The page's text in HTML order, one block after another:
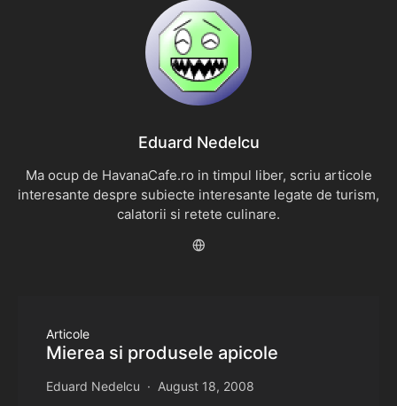
Eduard Nedelcu
Ma ocup de HavanaCafe.ro in timpul liber, scriu articole
interesante despre subiecte interesante legate de turism,
calatorii si retete culinare.
Articole
Mierea si produsele apicole
Eduard Nedelcu August 18, 2008